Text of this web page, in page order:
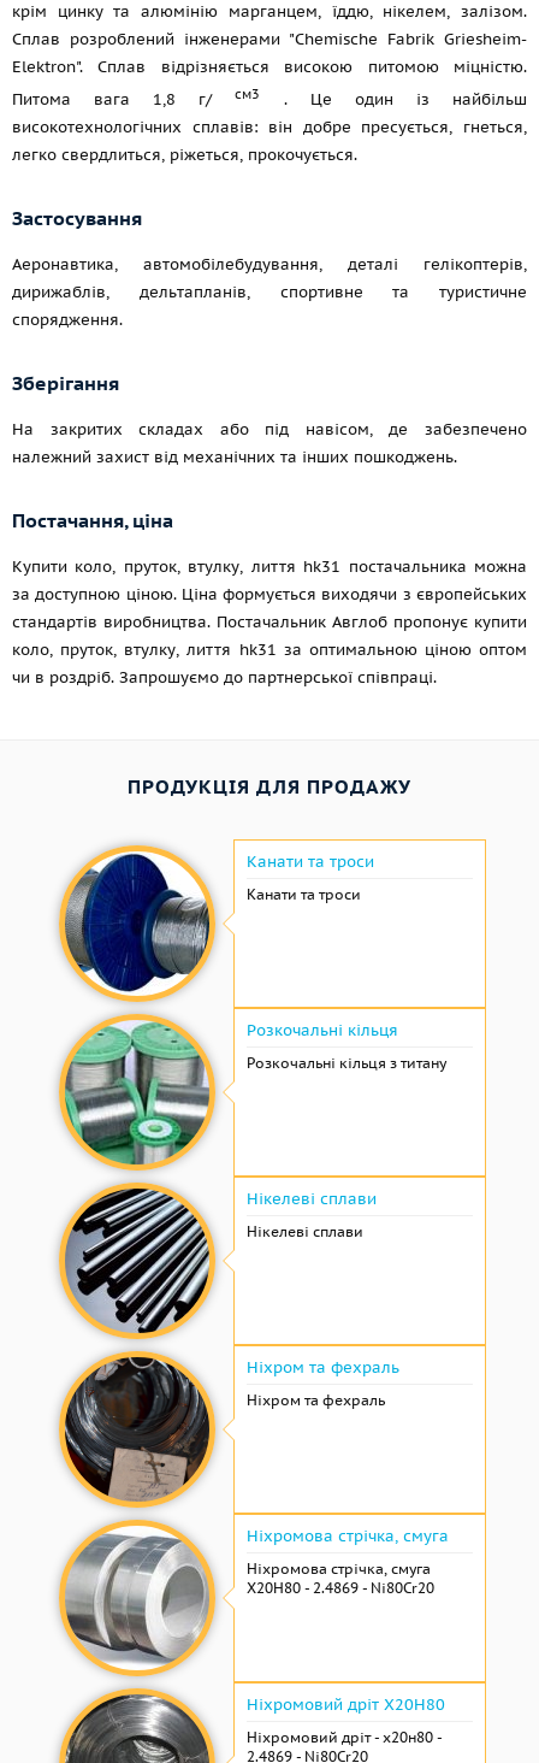
крім цинку та алюмінію марганцем, їддю, нікелем, залізом.
Сплав розроблений інженерами "Chemische Fabrik Griesheim-
Elektron". Сплав відрізняється високою питомою міцністю.
Питома вага 1,8 г/см3
. Це один із найбільш
високотехнологічних сплавів: він добре пресується, гнеться,
легко свердлиться, ріжеться, прокочується.
Застосування
Аеронавтика, автомобілебудування, деталі гелікоптерів,
дирижаблів, дельтапланів, спортивне та туристичне
спорядження.
Зберігання
На закритих складах або під навісом, де забезпечено
належний захист від механічних та інших пошкоджень.
Постачання, ціна
Купити коло, пруток, втулку, лиття hk31 постачальника можна
за доступною ціною. Ціна формується виходячи з європейських
стандартів виробництва. Постачальник Авглоб пропонує купити
коло, пруток, втулку, лиття hk31 за оптимальною ціною оптом
чи в роздріб. Запрошуємо до партнерської співпраці.
ПРОДУКЦІЯ ДЛЯ ПРОДАЖУ
Канати та троси
Канати та троси
Розкочальні кільця
Розкочальні кільця з титану
Нікелеві сплави
Нікелеві сплави
Ніхром та фехраль
Ніхром та фехраль
Ніхромова стрічка, смуга
Ніхромова стрічка, смуга
Х20Н80 - 2.4869 - Ni80Cr20
Ніхромовий дріт Х20Н80
Ніхромовий дріт - х20н80 -
2.4869 - Ni80Cr20